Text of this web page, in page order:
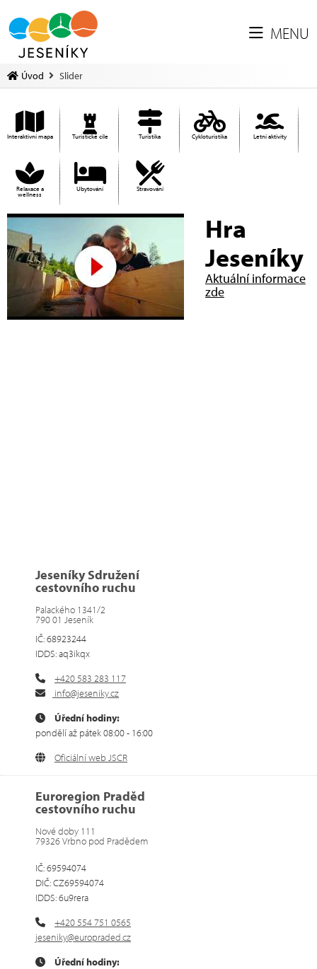
MENU
Úvod Slider
Interaktivní mapa Turistické cíle Turistika Cykloturistika Letní aktivity
Relaxace a
wellness
Ubytování Stravování
Hra
Jeseníky
Aktuální informace
zde
Jeseníky Sdružení
cestovního ruchu
Palackého 1341/2
790 01 Jeseník
IČ: 68923244
IDDS: aq3ikqx
+420 583 283 117
info@jeseniky.cz
Úřední hodiny:
pondělí až pátek 08:00 - 16:00
Oficiální web JSCR
Euroregion Praděd
cestovního ruchu
Nové doby 111
79326 Vrbno pod Pradědem
IČ: 69594074
DIČ: CZ69594074
IDDS: 6u9rera
+420 554 751 0565
jeseniky@europraded.cz
Úřední hodiny: